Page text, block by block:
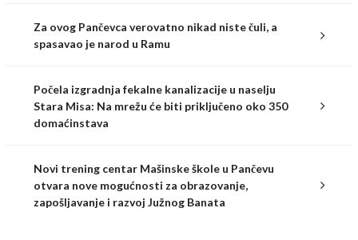
Za ovog Pančevca verovatno nikad niste čuli, a
spasavao je narod u Ramu
Počela izgradnja fekalne kanalizacije u naselju
Stara Misa: Na mrežu će biti priključeno oko 350
domaćinstava
Novi trening centar Mašinske škole u Pančevu
otvara nove mogućnosti za obrazovanje,
zapošljavanje i razvoj Južnog Banata